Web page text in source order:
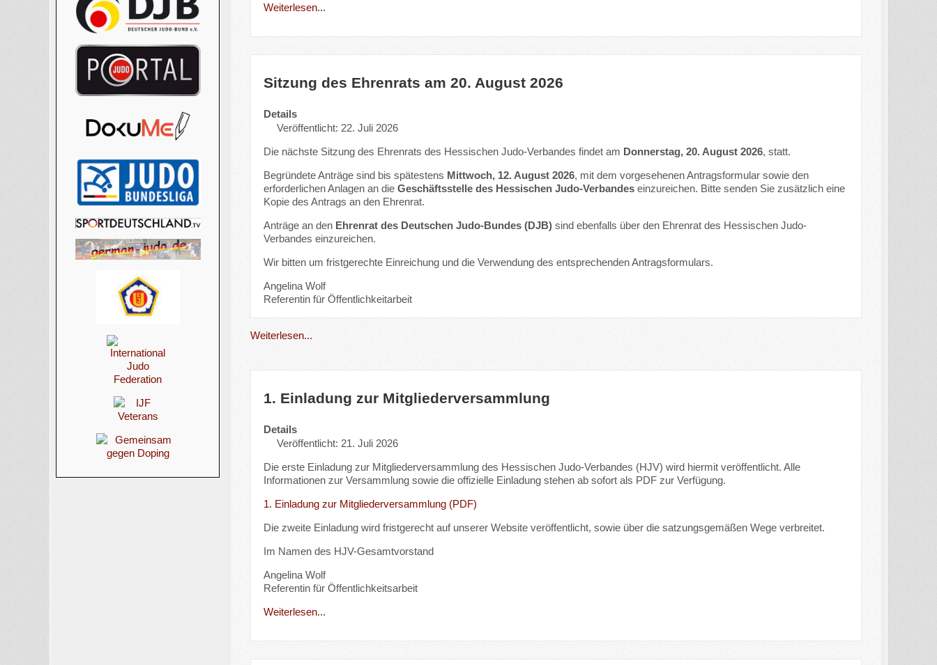
Weiterlesen...
Sitzung des Ehrenrats am 20. August 2026
Details
Veröffentlicht: 22. Juli 2026
Die nächste Sitzung des Ehrenrats des Hessischen Judo-Verbandes findet am Donnerstag, 20. August 2026, statt.
Begründete Anträge sind bis spätestens Mittwoch, 12. August 2026, mit dem vorgesehenen Antragsformular sowie den
erforderlichen Anlagen an die Geschäftsstelle des Hessischen Judo-Verbandeseinzureichen. Bitte senden Sie zusätzlich eine
Kopie des Antrags an den Ehrenrat.
Anträge an den Ehrenrat des Deutschen Judo-Bundes (DJB)sind ebenfalls über den Ehrenrat des Hessischen Judo-
Verbandes einzureichen.
Wir bitten um fristgerechte Einreichung und die Verwendung des entsprechenden Antragsformulars.
Angelina Wolf
Referentin für Öffentlichkeitarbeit
Weiterlesen...
1. Einladung zur Mitgliederversammlung
Details
Veröffentlicht: 21. Juli 2026
Die erste Einladung zur Mitgliederversammlung des Hessischen Judo-Verbandes (HJV) wird hiermit veröffentlicht. Alle
Informationen zur Versammlung sowie die offizielle Einladung stehen ab sofort als PDF zur Verfügung.
1. Einladung zur Mitgliederversammlung (PDF)
Die zweite Einladung wird fristgerecht auf unserer Website veröffentlicht, sowie über die satzungsgemäßen Wege verbreitet.
Im Namen des HJV-Gesamtvorstand
Angelina Wolf
Referentin für Öffentlichkeitsarbeit
Weiterlesen...